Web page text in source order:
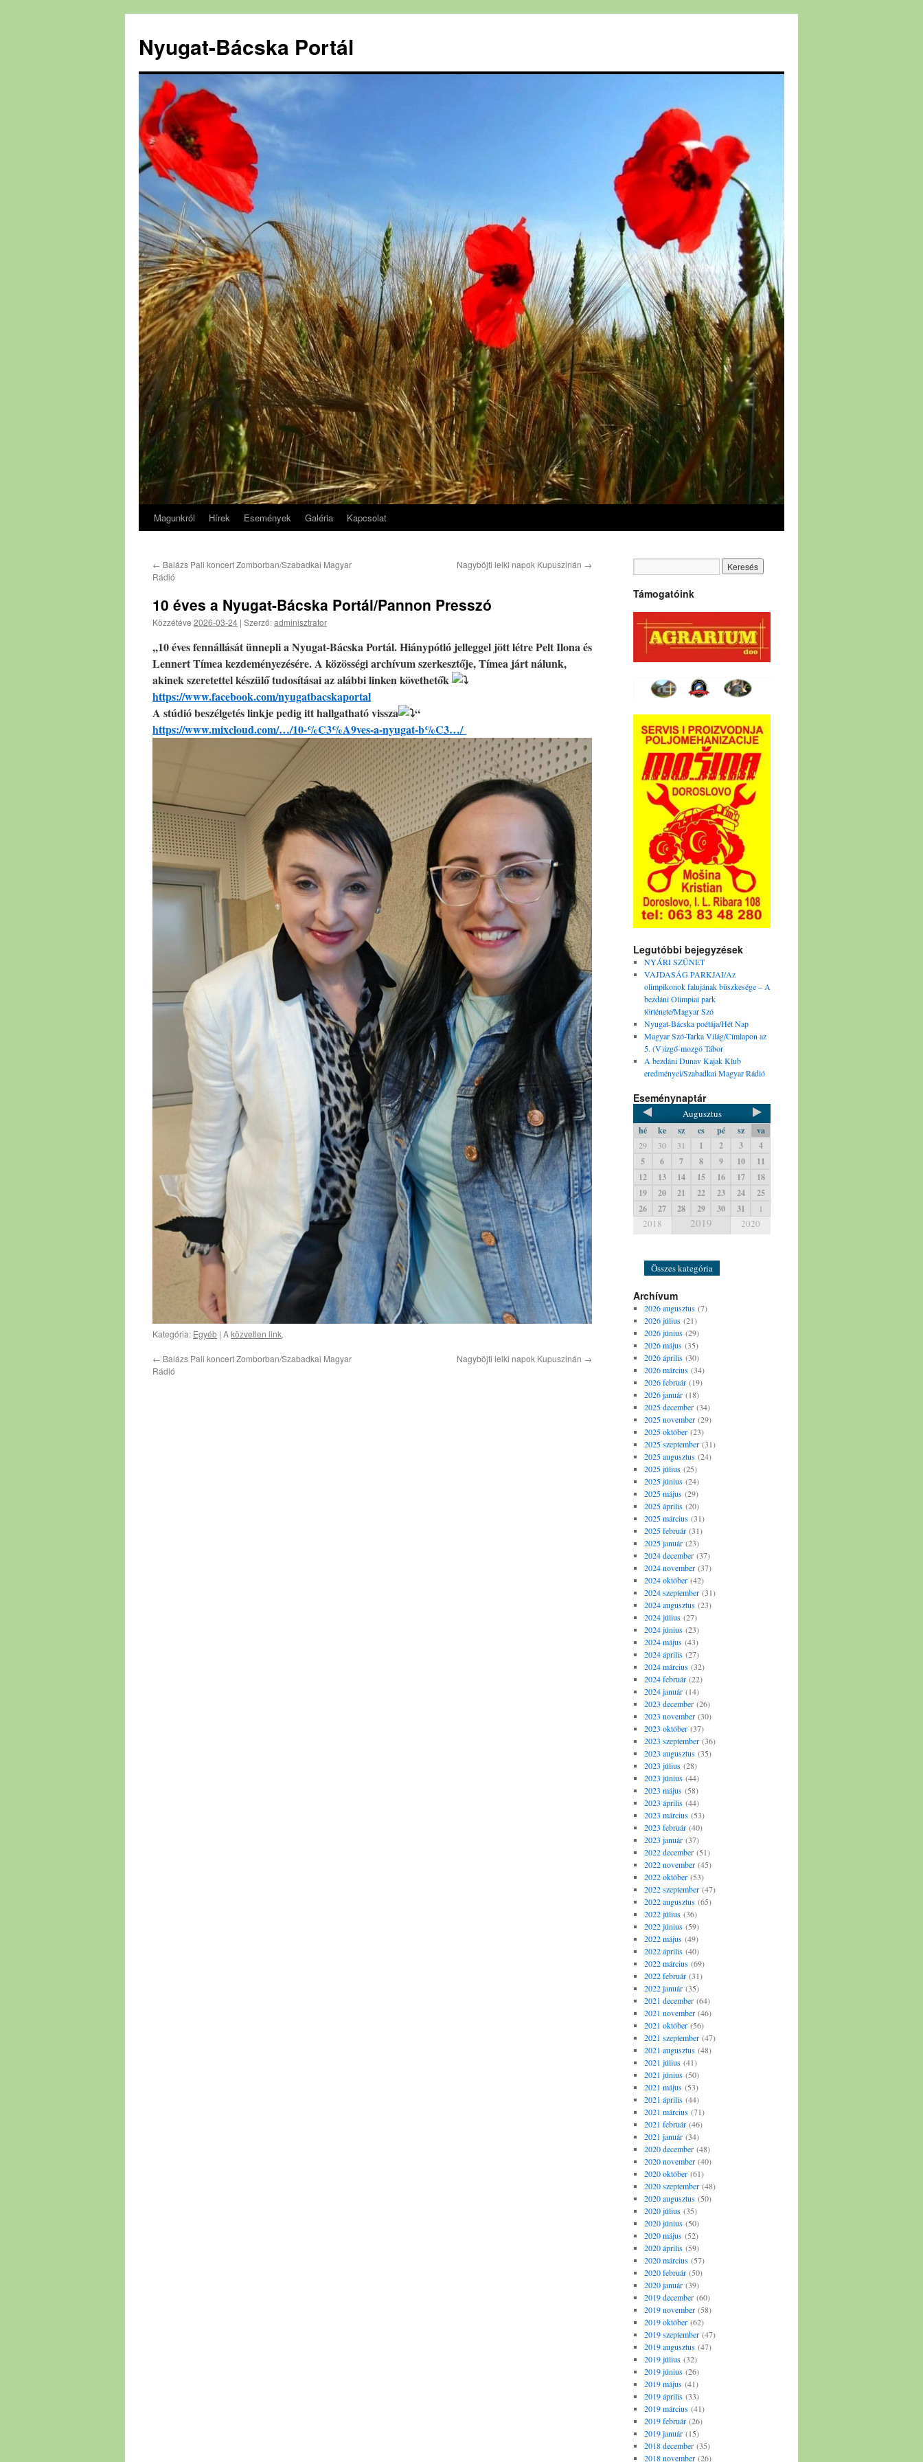
Nyugat-Bácska Portál
Magunkról Hírek Események Galéria Kapcsolat
← Balázs Pali koncert Zomborban/Szabadkai Magyar
Rádió
Nagyböjti lelki napok Kupuszinán →
10 éves a Nyugat-Bácska Portál/Pannon Presszó
Közzétéve 2026-03-24 | Szerző:adminisztrator
,,10 éves fennállását ünnepli a Nyugat-Bácska Portál. Hiánypótló jelleggel jött létre Pelt Ilona és
Lennert Tímea kezdeményezésére. A közösségi archívum szerkesztője, Tímea járt nálunk,
akinek szeretettel készülő tudosításai az alábbi linken követhetők
https://www.facebook.com/nyugatbacskaportal
A stúdió beszélgetés linkje pedig itt hallgatható vissza
“
https://www.mixcloud.com/…/10-%C3%A9ves-a-nyugat-b%C3…/
Kategória: Egyéb | Aközvetlen link.
← Balázs Pali koncert Zomborban/Szabadkai Magyar
Rádió
Nagyböjti lelki napok Kupuszinán →
Támogatóink
Legutóbbi bejegyzések
NYÁRI SZÜNET
VAJDASÁG PARKJAI/Az
olimpikonok falujának büszkesége – A
bezdáni Olimpiai park
története/Magyar Szó
Nyugat-Bácska poétája/Hét Nap
Magyar Szó-Tarka Világ/Címlapon az
5. (V)izgő-mozgó Tábor
A bezdáni Dunav Kajak Klub
eredményei/Szabadkai Magyar Rádió
Eseménynaptár
Augusztus
hé ke sz cs pé sz va
29 30 31 1 2 3
4
5
6 7 8 9 10
11
12
13 14 15 16 17
18
19
20 21 22 23 24
25
26
27 28 29 30 31 1
2018 2019 2020
Összes kategória
Archívum
2026 augusztus(7)
2026 július(21)
2026 június(29)
2026 május(35)
2026 április(30)
2026 március(34)
2026 február(19)
2026 január(18)
2025 december(34)
2025 november(29)
2025 október(23)
2025 szeptember(31)
2025 augusztus(24)
2025 július(25)
2025 június(24)
2025 május(29)
2025 április(20)
2025 március(31)
2025 február(31)
2025 január(23)
2024 december(37)
2024 november(37)
2024 október(42)
2024 szeptember(31)
2024 augusztus(23)
2024 július(27)
2024 június(23)
2024 május(43)
2024 április(27)
2024 március(32)
2024 február(22)
2024 január(14)
2023 december(26)
2023 november(30)
2023 október(37)
2023 szeptember(36)
2023 augusztus(35)
2023 július(28)
2023 június(44)
2023 május(58)
2023 április(44)
2023 március(53)
2023 február(40)
2023 január(37)
2022 december(51)
2022 november(45)
2022 október(53)
2022 szeptember(47)
2022 augusztus(65)
2022 július(36)
2022 június(59)
2022 május(49)
2022 április(40)
2022 március(69)
2022 február(31)
2022 január(35)
2021 december(64)
2021 november(46)
2021 október(56)
2021 szeptember(47)
2021 augusztus(48)
2021 július(41)
2021 június(50)
2021 május(53)
2021 április(44)
2021 március(71)
2021 február(46)
2021 január(34)
2020 december(48)
2020 november(40)
2020 október(61)
2020 szeptember(48)
2020 augusztus(50)
2020 július(35)
2020 június(50)
2020 május(52)
2020 április(59)
2020 március(57)
2020 február(50)
2020 január(39)
2019 december(60)
2019 november(58)
2019 október(62)
2019 szeptember(47)
2019 augusztus(47)
2019 július(32)
2019 június(26)
2019 május(41)
2019 április(33)
2019 március(41)
2019 február(26)
2019 január(15)
2018 december(35)
2018 november(26)